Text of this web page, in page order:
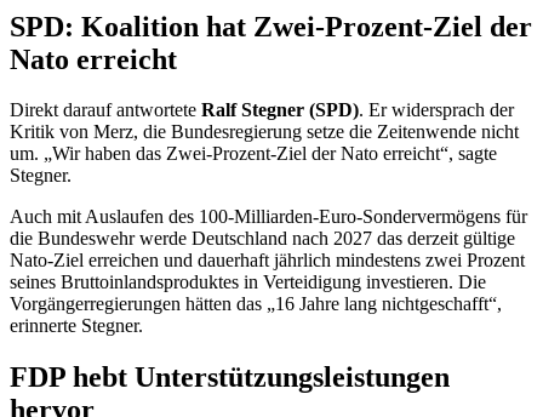
SPD: Koalition hat Zwei-Prozent-Ziel der
Nato erreicht
Direkt darauf antwortete Ralf Stegner (SPD). Er widersprach der
Kritik von Merz, die Bundesregierung setze die Zeitenwende nicht
um. „Wir haben das Zwei-Prozent-Ziel der Nato erreicht“, sagte
Stegner.
Auch mit Auslaufen des 100-Milliarden-Euro-Sondervermögens für
die Bundeswehr werde Deutschland nach 2027 das derzeit gültige
Nato-Ziel erreichen und dauerhaft jährlich mindestens zwei Prozent
seines Bruttoinlandsproduktes in Verteidigung investieren. Die
Vorgängerregierungen hätten das „16 Jahre lang nichtgeschafft“,
erinnerte Stegner.
FDP hebt Unterstützungsleistungen
hervor